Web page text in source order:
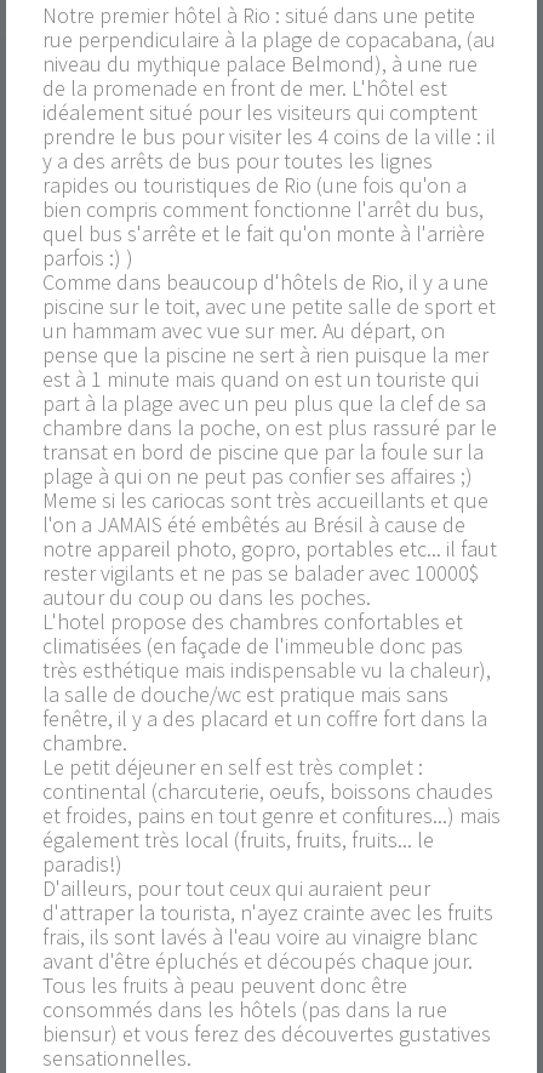
Notre premier hôtel à Rio : situé dans une petite
rue perpendiculaire à la plage de copacabana, (au
niveau du mythique palace Belmond), à une rue
de la promenade en front de mer. L'hôtel est
idéalement situé pour les visiteurs qui comptent
prendre le bus pour visiter les 4 coins de la ville : il
y a des arrêts de bus pour toutes les lignes
rapides ou touristiques de Rio (une fois qu'on a
bien compris comment fonctionne l'arrêt du bus,
quel bus s'arrête et le fait qu'on monte à l'arrière
parfois :) )
Comme dans beaucoup d'hôtels de Rio, il y a une
piscine sur le toit, avec une petite salle de sport et
un hammam avec vue sur mer. Au départ, on
pense que la piscine ne sert à rien puisque la mer
est à 1 minute mais quand on est un touriste qui
part à la plage avec un peu plus que la clef de sa
chambre dans la poche, on est plus rassuré par le
transat en bord de piscine que par la foule sur la
plage à qui on ne peut pas confier ses affaires ;)
Meme si les cariocas sont très accueillants et que
l'on a JAMAIS été embêtés au Brésil à cause de
notre appareil photo, gopro, portables etc... il faut
rester vigilants et ne pas se balader avec 10000$
autour du coup ou dans les poches.
L'hotel propose des chambres confortables et
climatisées (en façade de l'immeuble donc pas
très esthétique mais indispensable vu la chaleur),
la salle de douche/wc est pratique mais sans
fenêtre, il y a des placard et un coffre fort dans la
chambre.
Le petit déjeuner en self est très complet :
continental (charcuterie, oeufs, boissons chaudes
et froides, pains en tout genre et confitures...) mais
également très local (fruits, fruits, fruits... le
paradis!)
D'ailleurs, pour tout ceux qui auraient peur
d'attraper la tourista, n'ayez crainte avec les fruits
frais, ils sont lavés à l'eau voire au vinaigre blanc
avant d'être épluchés et découpés chaque jour.
Tous les fruits à peau peuvent donc être
consommés dans les hôtels (pas dans la rue
biensur) et vous ferez des découvertes gustatives
sensationnelles.